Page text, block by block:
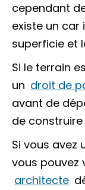
cependant
existe un car
superficie et
Si le terrain
un droit de
avant de
de construire
Si vous avez
vous pouvez
architecte